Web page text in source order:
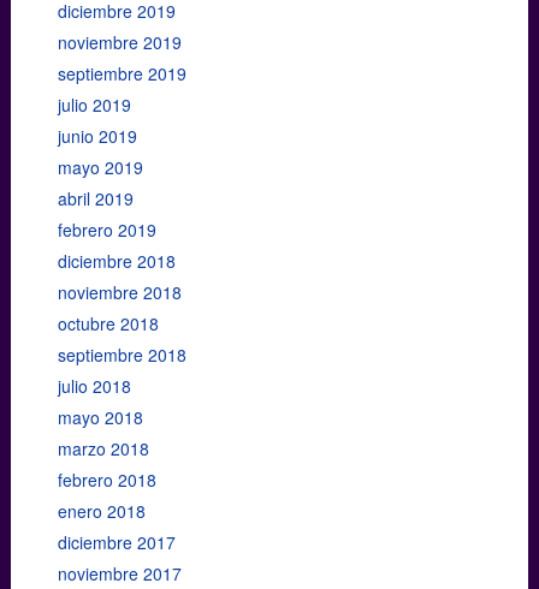
diciembre 2019
noviembre 2019
septiembre 2019
julio 2019
junio 2019
mayo 2019
abril 2019
febrero 2019
diciembre 2018
noviembre 2018
octubre 2018
septiembre 2018
julio 2018
mayo 2018
marzo 2018
febrero 2018
enero 2018
diciembre 2017
noviembre 2017